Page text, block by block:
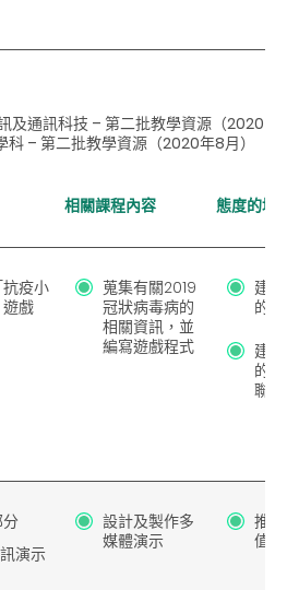
及通訊科技 – 第二批教學資源（2020
科 – 第二批教學資源（2020年8月）
相關課程內容 態度的培
疫小
戲
蒐集有關2019
冠狀病毒病的
相關資訊，並
編寫遊戲程式
建
的
建
的
聯網
演示
設計及製作多
媒體演示
推
值